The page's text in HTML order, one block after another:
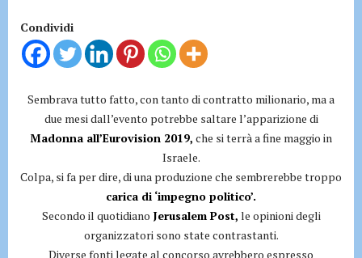
t
o
Condividi
Sembrava tutto fatto, con tanto di contratto milionario, ma a
due mesi dall’evento potrebbe saltare l’apparizione di
Madonna all’Eurovision 2019, che si terrà a fine maggio in
Israele.
Colpa, si fa per dire, di una produzione che sembrerebbe troppo
carica di ‘impegno politico’.
Secondo il quotidiano Jerusalem Post, le opinioni degli
organizzatori sono state contrastanti.
Diverse fonti legate al concorso avrebbero espresso